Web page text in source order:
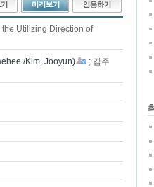
the Utilizing Direction of
/Kim, Jooyun)
; 김주